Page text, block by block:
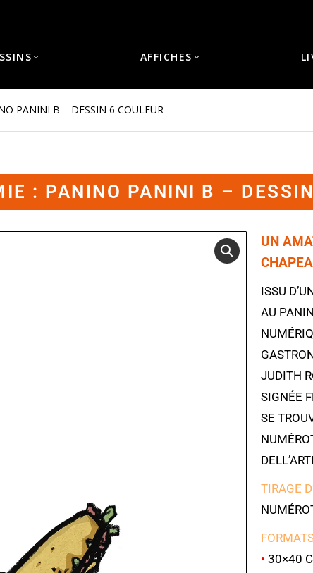
AFFICHES
PANINI B – DESSIN 6 COULEUR
: PANINO PANINI B –
UN
ISSU
AU
JUDITH
SIGNÉE
SE
TIRAGE
•30×40